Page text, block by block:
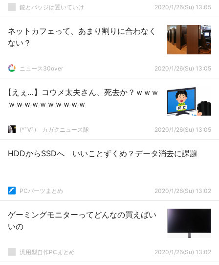
銃とバッジは置いていけ 2020/1/26(Su) 13:05
ネットカフェって、あまり割りに合わなく
ない？
ニュース30over 2020/1/26(Su) 13:05
【えぇ…】コウメ太夫さん、死去か？ｗｗｗ
ｗｗｗｗｗｗｗｗｗｗ
(*ﾟ∀ﾟ)ゞカガクニュース隊 2020/1/26(Su) 13:05
HDDからSSDへ いいことずくめ？データ消去に課題
PCパーツまとめ 2020/1/26(Su) 13:02
ゲーミングモニターってどんなの買えばい
いの
汎用型自作PCまとめ 2020/1/26(Su) 13:02